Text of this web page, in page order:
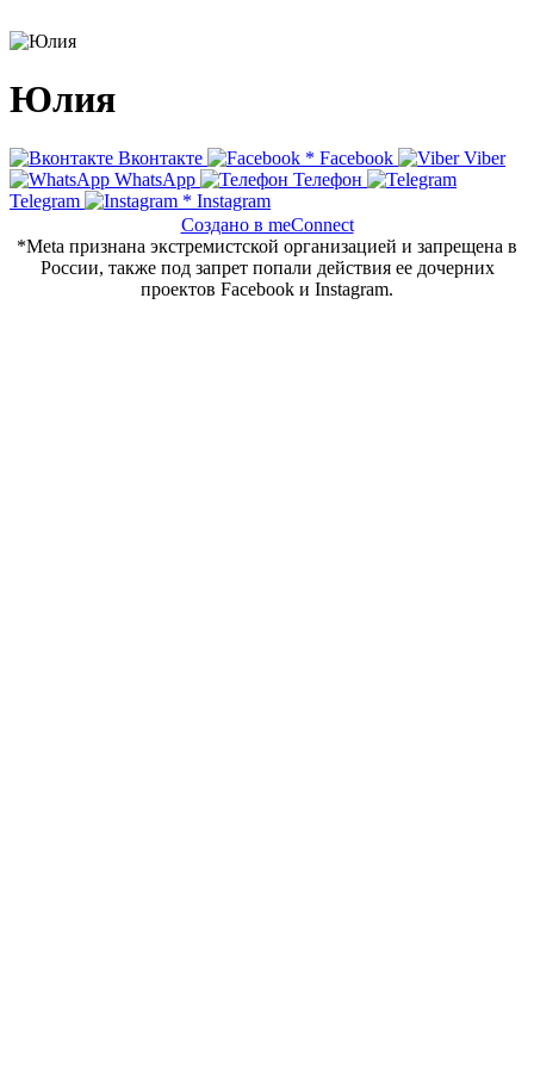
Юлия
Вконтакте * Facebook
Viber
WhatsApp
Телефон
Telegram
* Instagram
Создано в meConnect
*Meta признана экстремистской организацией и запрещена в
России, также под запрет попали действия ее дочерних
проектов Facebook и Instagram.